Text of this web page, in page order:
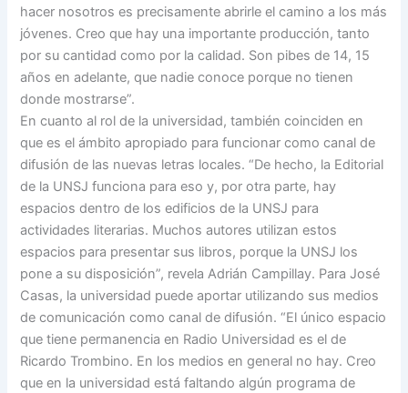
hacer nosotros es precisamente abrirle el camino a los más
jóvenes. Creo que hay una importante producción, tanto
por su cantidad como por la calidad. Son pibes de 14, 15
años en adelante, que nadie conoce porque no tienen
donde mostrarse”.
En cuanto al rol de la universidad, también coinciden en
que es el ámbito apropiado para funcionar como canal de
difusión de las nuevas letras locales. “De hecho, la Editorial
de la UNSJ funciona para eso y, por otra parte, hay
espacios dentro de los edificios de la UNSJ para
actividades literarias. Muchos autores utilizan estos
espacios para presentar sus libros, porque la UNSJ los
pone a su disposición”, revela Adrián Campillay. Para José
Casas, la universidad puede aportar utilizando sus medios
de comunicación como canal de difusión. “El único espacio
que tiene permanencia en Radio Universidad es el de
Ricardo Trombino. En los medios en general no hay. Creo
que en la universidad está faltando algún programa de